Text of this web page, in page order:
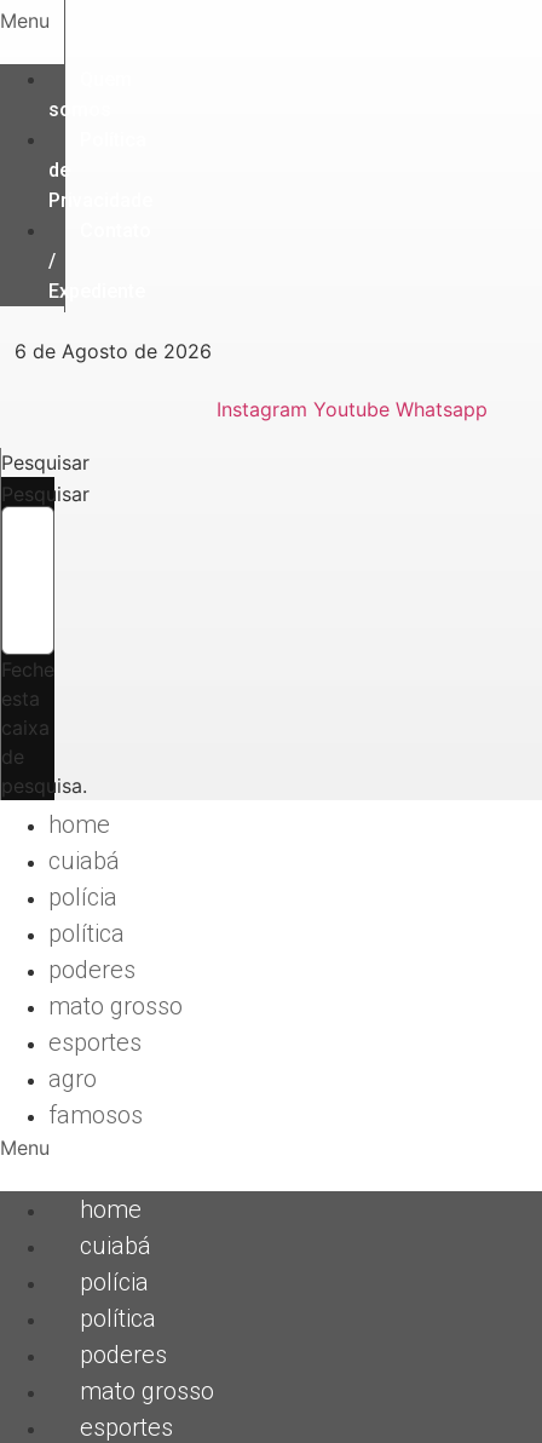
Ir
o
conteúdo
Menu
somos
de
Privacidade
/
Expediente
6 de Agosto de 2026
Instagram Youtube Whatsapp
Pesquisar
Pesquisar
Feche
esta
caixa
de
pesquisa.
home
cuiabá
polícia
política
poderes
mato grosso
esportes
agro
famosos
Menu
home
cuiabá
polícia
política
poderes
mato grosso
esportes